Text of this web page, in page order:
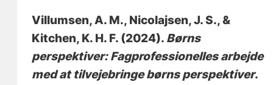
Villumsen, A. M., Nicolajsen, J. S., &
Kitchen, K. H. F. (2024). Børns
perspektiver: Fagprofessionelles arbejde
med at tilvejebringe børns perspektiver.